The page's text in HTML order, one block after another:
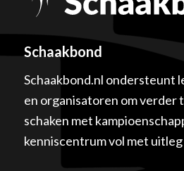
Schaakbond
Schaakbond.nl ondersteunt
en organisatoren om verder
schaken met
kenniscentrum vol met